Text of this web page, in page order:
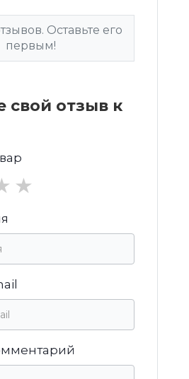
Оставьте его
первым!
свой отзыв к
★